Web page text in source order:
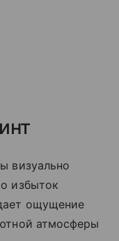
визуально
избыток
ощущение
атмосферы